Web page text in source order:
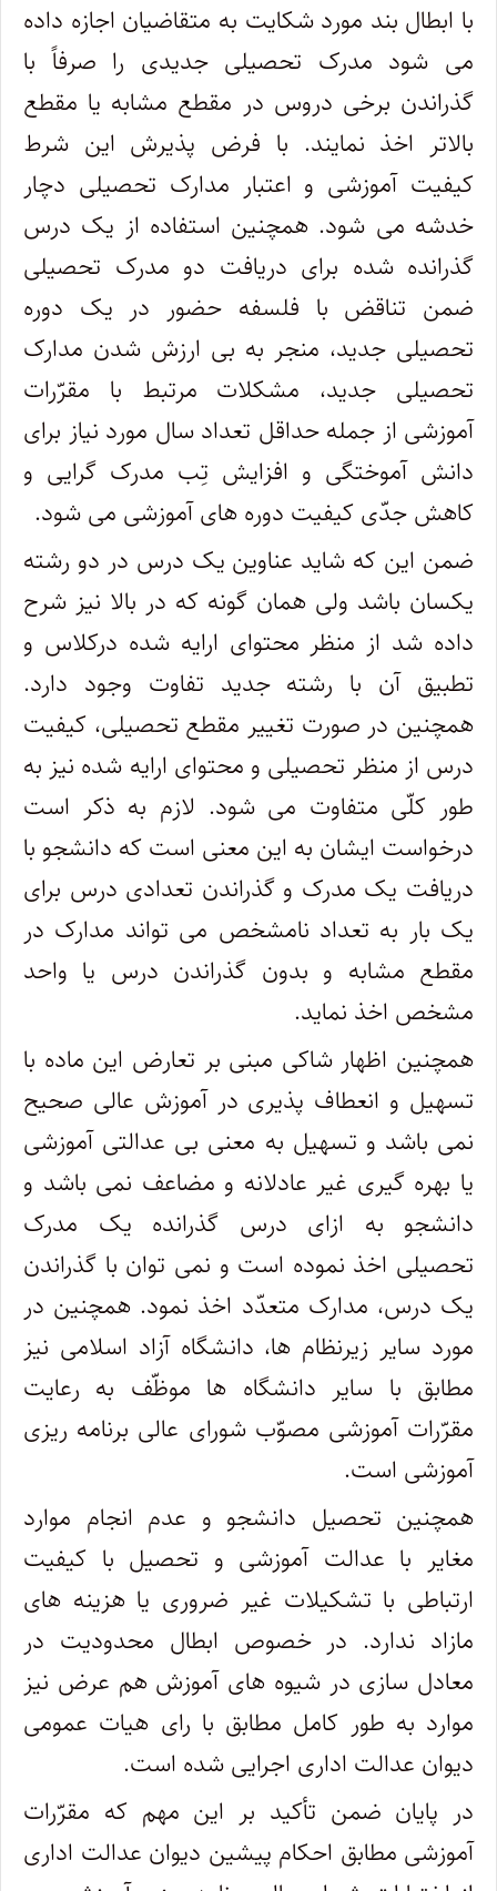
با ابطال بند مورد شکایت به متقاضیان اجازه داده
می شود مدرک تحصیلی جدیدی را صرفاً با
گذراندن برخی دروس در مقطع مشابه یا مقطع
بالاتر اخذ نمایند. با فرض پذیرش این شرط
کیفیت آموزشی و اعتبار مدارک تحصیلی دچار
خدشه می شود. همچنین استفاده از یک درس
گذرانده شده برای دریافت دو مدرک تحصیلی
ضمن تناقض با فلسفه حضور در یک دوره
تحصیلی جدید، منجر به بی ارزش شدن مدارک
تحصیلی جدید، مشکلات مرتبط با مقرّرات
آموزشی از جمله حداقل تعداد سال مورد نیاز برای
دانش آموختگی و افزایش تِب مدرک گرایی و
کاهش جدّی کیفیت دوره های آموزشی می شود.
ضمن این که شاید عناوین یک درس در دو رشته
یکسان باشد ولی همان گونه که در بالا نیز شرح
داده شد از منظر محتوای ارایه شده درکلاس و
تطبیق آن با رشته جدید تفاوت وجود دارد.
همچنین در صورت تغییر مقطع تحصیلی، کیفیت
درس از منظر تحصیلی و محتوای ارایه شده نیز به
طور کلّی متفاوت می شود. لازم به ذکر است
درخواست ایشان به این معنی است که دانشجو با
دریافت یک مدرک و گذراندن تعدادی درس برای
یک بار به تعداد نامشخص می تواند مدارک در
مقطع مشابه و بدون گذراندن درس یا واحد
مشخص اخذ نماید.
همچنین اظهار شاکی مبنی بر تعارض این ماده با
تسهیل و انعطاف پذیری در آموزش عالی صحیح
نمی باشد و تسهیل به معنی بی عدالتی آموزشی
یا بهره گیری غیر عادلانه و مضاعف نمی باشد و
دانشجو به ازای درس گذرانده یک مدرک
تحصیلی اخذ نموده است و نمی توان با گذراندن
یک درس، مدارک متعدّد اخذ نمود. همچنین در
مورد سایر زیرنظام ها، دانشگاه آزاد اسلامی نیز
مطابق با سایر دانشگاه ها موظّف به رعایت
مقرّرات آموزشی مصوّب شورای عالی برنامه ریزی
آموزشی است.
همچنین تحصیل دانشجو و عدم انجام موارد
مغایر با عدالت آموزشی و تحصیل با کیفیت
ارتباطی با تشکیلات غیر ضروری یا هزینه های
مازاد ندارد. در خصوص ابطال محدودیت در
معادل سازی در شیوه های آموزش هم عرض نیز
موارد به طور کامل مطابق با رای هیات عمومی
دیوان عدالت اداری اجرایی شده است.
در پایان ضمن تأکید بر این مهم که مقرّرات
آموزشی مطابق احکام پیشین دیوان عدالت اداری